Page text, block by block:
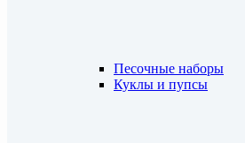
Песочные наборы
Куклы и пупсы